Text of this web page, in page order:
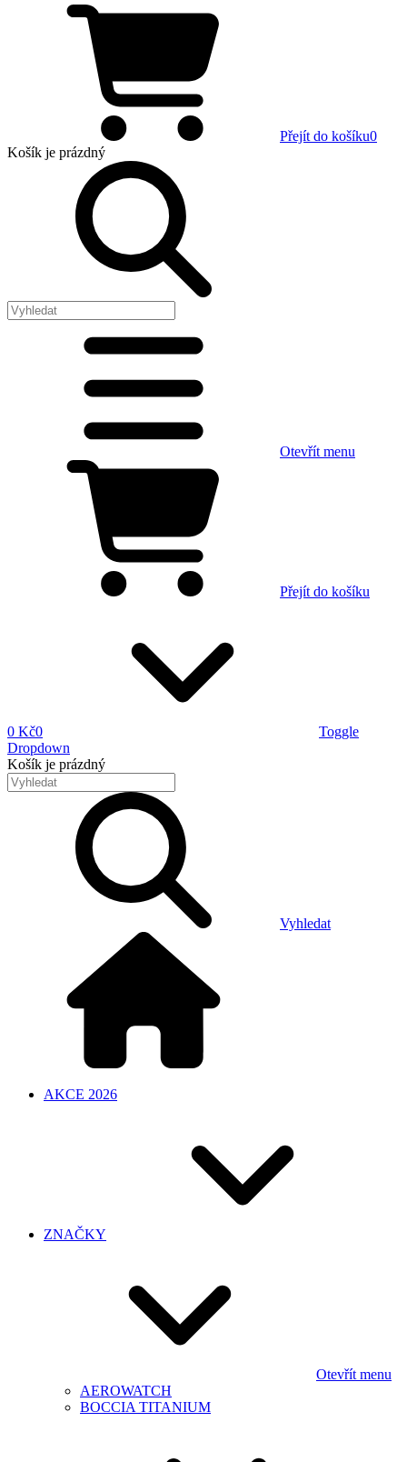
Přejít do košíku0
Košík je prázdný
Otevřít menu
Přejít do košíku
0 Kč0
Toggle
Dropdown
Košík je prázdný
Vyhledat
AKCE 2026
ZNAČKY
Otevřít menu
AEROWATCH
BOCCIA TITANIUM